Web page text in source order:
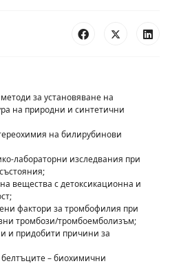
за установяване на
на природни и синтетични
на билирубинови
лабораторни изследвания при
вещества с детоксикационна и
фактори за тромбофилия при
тромбози/тромбоемболизъм;
и придобити причини за
– биохимични